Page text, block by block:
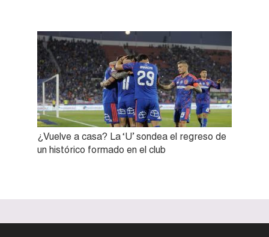
¿Vuelve a casa? La ‘U’ sondea el regreso de
un histórico formado en el club